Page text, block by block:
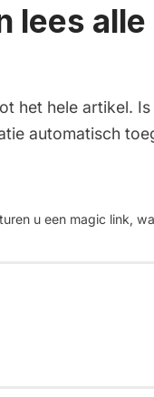
lees
het hele artikel.
automatisch
u een magic link,